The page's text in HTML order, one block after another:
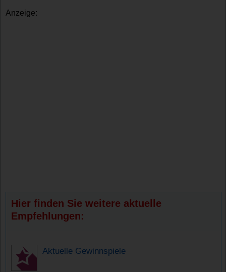
Anzeige:
Hier finden Sie weitere aktuelle
Empfehlungen:
Aktuelle Gewinnspiele